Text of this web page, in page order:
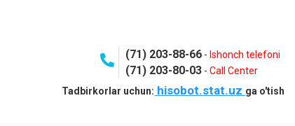
(71) 203-88-66 - Ishonch telefoni
(71) 203-80-03 -Call Center
Tadbirkorlar uchun: hisobot.stat.uz ga o'tish